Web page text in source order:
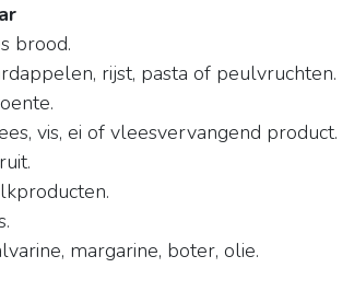
brood.
rijst, pasta of peulvruchten.
vis, ei of vleesvervangend product.
margarine, boter, olie.